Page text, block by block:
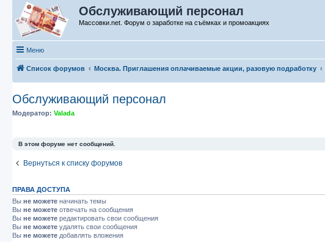
Обслуживающий персонал
Массовки.net. Форум о заработке на съёмках и промоакциях
Меню
Список форумов Москва. Приглашения оплачиваемые акции, разовую подработку
Обслуживающий персонал
Модератор: Valada
В этом форуме нет сообщений.
Вернуться к списку форумов
ПРАВА ДОСТУПА
Вы не можете начинать темы
Вы не можете отвечать на сообщения
Вы не можете редактировать свои сообщения
Вы не можете удалять свои сообщения
Вы не можете добавлять вложения